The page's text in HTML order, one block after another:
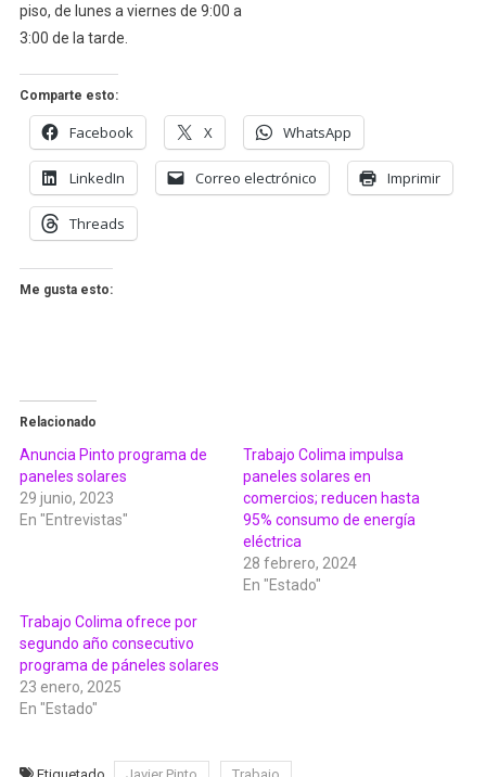
piso, de lunes a viernes de 9:00 a
3:00 de la tarde.
Comparte esto:
Facebook X WhatsApp
LinkedIn Correo electrónico Imprimir
Threads
Me gusta esto:
Relacionado
Anuncia Pinto programa de
paneles solares
29 junio, 2023
En "Entrevistas"
Trabajo Colima impulsa
paneles solares en
comercios; reducen hasta
95% consumo de energía
eléctrica
28 febrero, 2024
En "Estado"
Trabajo Colima ofrece por
segundo año consecutivo
programa de páneles solares
23 enero, 2025
En "Estado"